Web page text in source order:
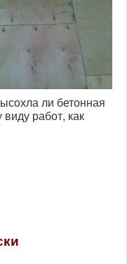
ли бетонная
работ, как